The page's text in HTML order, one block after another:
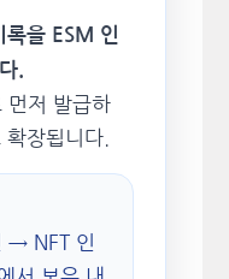
록을 ESM 인
.
먼저 발급하
장됩니다.
→ NFT 인